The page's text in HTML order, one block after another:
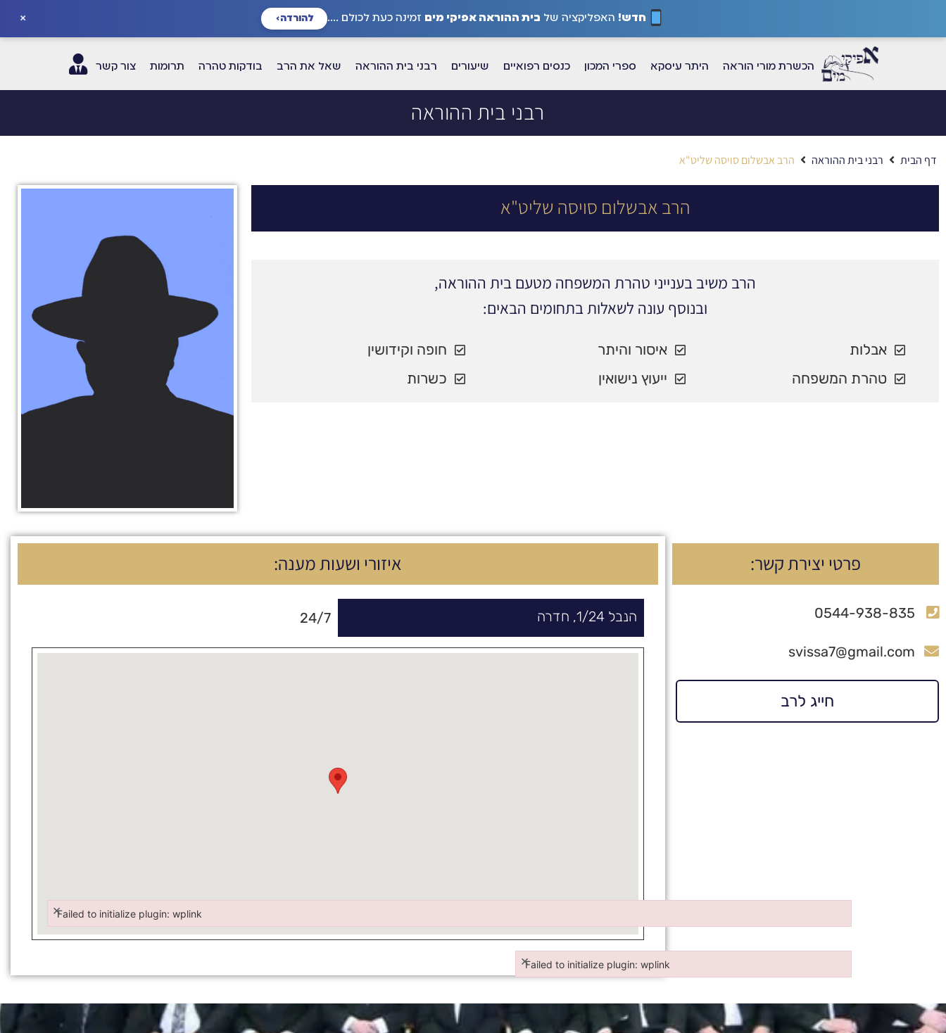
חדש! האפליקציה של בית ההוראה אפיקי מים זמינה כעת לכולם .... להורדה›
×
הכשרת מורי הוראה היתר עיסקא ספרי המכון כנסים רפואיים שיעורים רבני בית ההוראה שאל את הרב בודקות טהרה תרומות צור קשר
רבני בית ההוראה
דף הבית רבני בית ההוראה הרב אבשלום סויסה שליט"א
הרב אבשלום סויסה שליט"א
הרב משיב בענייני טהרת המשפחה מטעם בית ההוראה,
ובנוסף עונה לשאלות בתחומים הבאים:
אבלות איסור והיתר
חופה וקידושין
טהרת המשפחה
ייעוץ נישואין כשרות
פרטי יצירת קשר:
0544-938-835
svissa7@gmail.com
חייג לרב
איזורי ושעות מענה:
הנבל 24/
1, חדרה 24/7
Failed to initialize plugin: wplink
×
Failed to initialize plugin: wplink
Failed to initialize plugin: wplink
×